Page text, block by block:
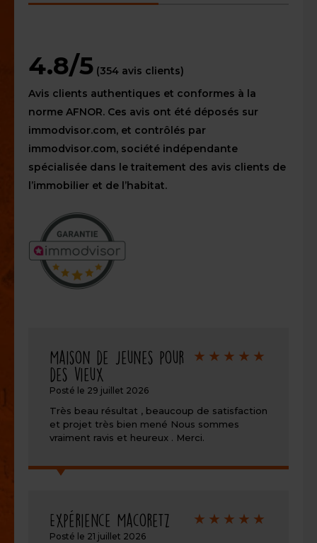
4.8/5 (354 avis clients)
Avis clients authentiques et conformes à la
norme AFNOR. Ces avis ont été déposés sur
immodvisor.com, et contrôlés par
immodvisor.com, société indépendante
spécialisée dans le traitement des avis clients de
l’immobilier et de l’habitat.
Maison de jeunes pour
des vieux
Posté le 29 juillet 2026
Très beau résultat , beaucoup de satisfaction
et projet très bien mené Nous sommes
vraiment ravis et heureux . Merci.
Expérience Macoretz
Posté le 21 juillet 2026